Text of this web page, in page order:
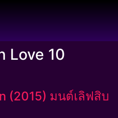
Love 10
(2015) มนต์เลิฟสิบ